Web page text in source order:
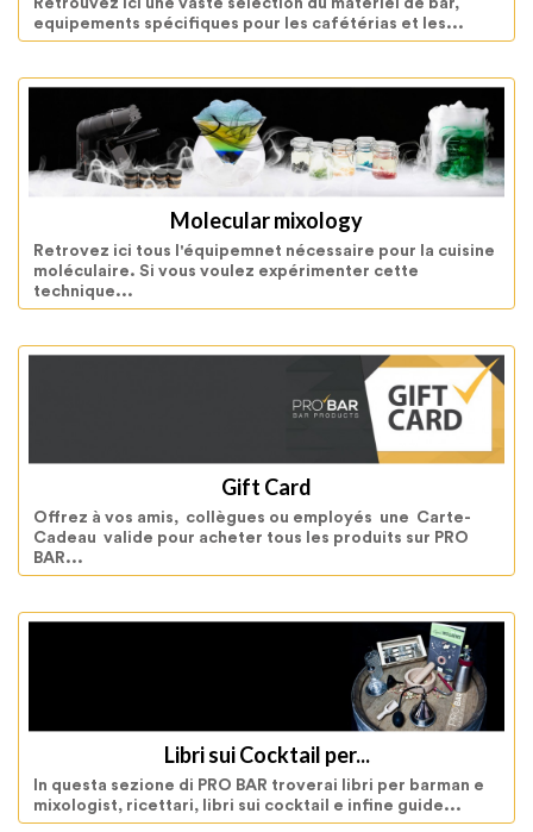
Retrouvez ici une vaste sélection du matériel de bar,
equipements spécifiques pour les cafétérias et les...
Molecular mixology
Retrovez ici tous l'équipemnet nécessaire pour la cuisine
moléculaire. Si vous voulez expérimenter cette
technique...
Gift Card
Offrez à vos amis, collègues ou employés une Carte-
Cadeau valide pour acheter tous les produits sur PRO
BAR...
Libri sui Cocktail per...
In questa sezione di PRO BAR troverai libri per barman e
mixologist, ricettari, libri sui cocktail e infine guide...